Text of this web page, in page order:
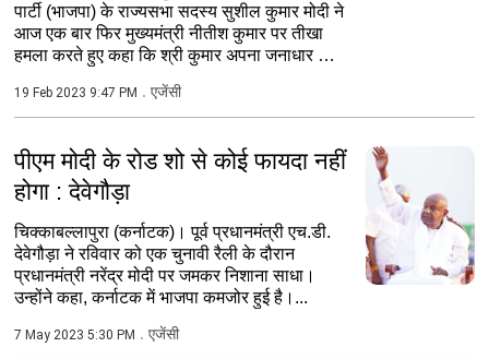
पार्टी (भाजपा) के राज्यसभा सदस्य सुशील कुमार मोदी ने
आज एक बार फिर मुख्यमंत्री नीतीश कुमार पर तीखा
हमला करते हुए कहा कि श्री कुमार अपना जनाधार खो
19 Feb 2023 9:47 PM एजेंसी
पीएम मोदी के रोड शो से कोई फायदा नहीं
होगा : देवेगौड़ा
चिक्काबल्लापुरा (कर्नाटक)। पूर्व प्रधानमंत्री एच.डी.
देवेगौड़ा ने रविवार को एक चुनावी रैली के दौरान
प्रधानमंत्री नरेंद्र मोदी पर जमकर निशाना साधा।
उन्होंने कहा, कर्नाटक में भाजपा कमजोर हुई है।...
7 May 2023 5:30 PM एजेंसी